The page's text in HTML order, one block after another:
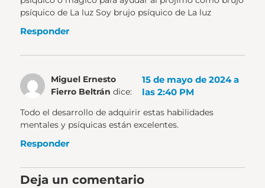
psíquico de La luz Soy brujo psíquico de La luz
Responder
Miguel Ernesto
Fierro Beltrán dice:
15 de mayo de 2024 a
las 2:40 PM
Todo el desarrollo de adquirir estas habilidades
mentales y psíquicas están excelentes.
Responder
Deja un comentario